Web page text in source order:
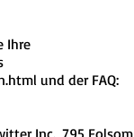
Ihre
und der FAQ:
Inc., 795 Folsom